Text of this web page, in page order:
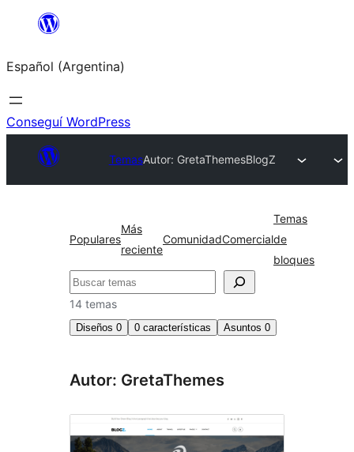
Saltar
contenido
Español (Argentina)
Conseguí WordPress
TemasAutor: GretaThemesBlogZ
Populares
Más
reciente
ComunidadComercial
Temas
de
bloques
Buscar
14 temas
Diseños 0 0 características Asuntos 0
Autor: GretaThemes